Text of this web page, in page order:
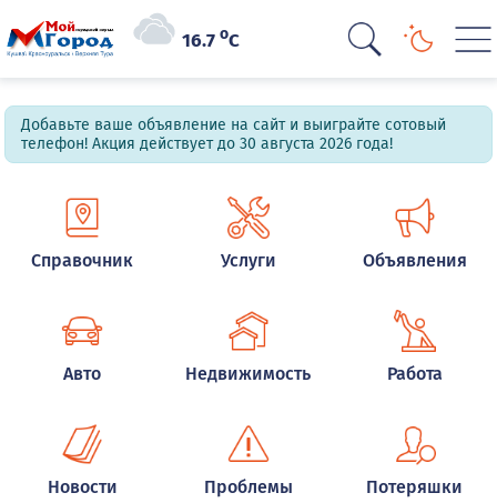
16.7oC
Добавьте ваше объявление на сайт и выиграйте сотовый
телефон! Акция действует до 30 августа 2026 года!
Справочник Услуги Объявления
Авто Недвижимость Работа
Новости Проблемы Потеряшки